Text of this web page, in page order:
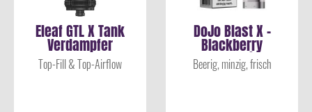
Eleaf GTL X Tank
Verdampfer
Top-Fill & Top-Airflow
DoJo Blast X -
Blackberry
Peppermint
Prefilled Pod
Beerig, minzig, frisch